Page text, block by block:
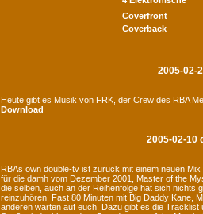
Coverfront
Coverback
2005-02-
Heute gibt es Musik von FRK, der Crew des RBA
Download
2005-02-10
RBAs own double-tv ist zurück mit einem neuen
für die damh vom Dezember 2001, Master of the
die selben, auch an der Reihenfolge hat sich nichts
reinzuhören. Fast 80 Minuten mit Big Daddy Kane,
anderen warten auf euch. Dazu gibt es die